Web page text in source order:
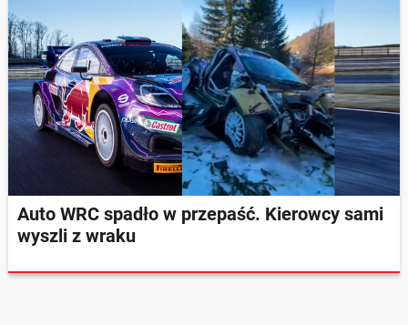
Auto WRC spadło w przepaść. Kierowcy sami
wyszli z wraku